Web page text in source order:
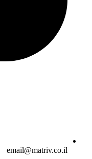
email@matriv.co.il